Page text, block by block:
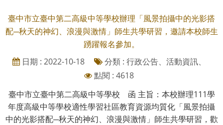
臺中市立臺中第二高級中等學校辦理「風景拍攝中的光影搭
配─秋天的神幻、浪漫與激情」師生共學研習，邀請本校師生
踴躍報名參加。
日期 : 2022-10-18
分類 : 行政公告、活動資訊、
點閱 : 4618
臺中市立臺中第二高級中等學校 函 主旨：本校辦理111學
年度高級中等學校適性學習社區教育資源均質化「風景拍攝
中的光影搭配─秋天的神幻、浪漫與激情」師生共學研習，歡